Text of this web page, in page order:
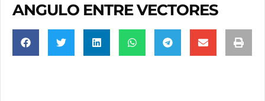
ANGULO ENTRE VECTORES